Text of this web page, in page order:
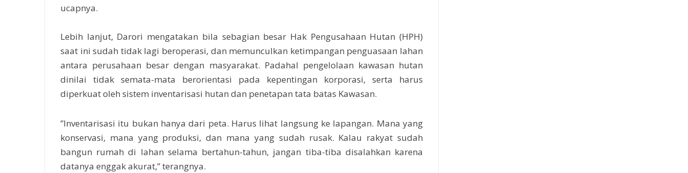
ucapnya.
Lebih lanjut, Darori mengatakan bila sebagian besar Hak Pengusahaan Hutan (HPH)
saat ini sudah tidak lagi beroperasi, dan memunculkan ketimpangan penguasaan lahan
antara perusahaan besar dengan masyarakat. Padahal pengelolaan kawasan hutan
dinilai tidak semata-mata berorientasi pada kepentingan korporasi, serta harus
diperkuat oleh sistem inventarisasi hutan dan penetapan tata batas Kawasan.
”Inventarisasi itu bukan hanya dari peta. Harus lihat langsung ke lapangan. Mana yang
konservasi, mana yang produksi, dan mana yang sudah rusak. Kalau rakyat sudah
bangun rumah di lahan selama bertahun-tahun, jangan tiba-tiba disalahkan karena
datanya enggak akurat,” terangnya.